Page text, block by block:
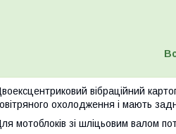
вібраційний
охолодження і мають
мотоблоків зі шліцьовим валом